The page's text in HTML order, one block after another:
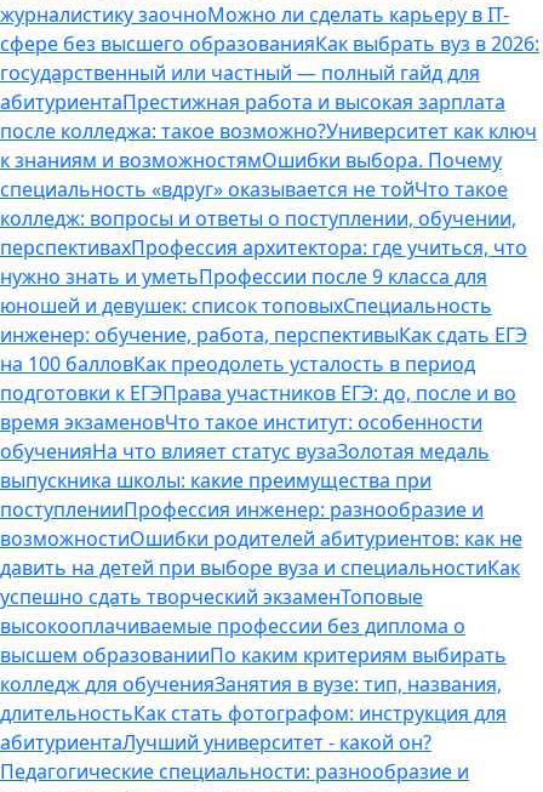
журналистику заочноМожно ли сделать карьеру в IT-
сфере без высшего образованияКак выбрать вуз в 2026:
государственный или частный — полный гайд для
абитуриентаПрестижная работа и высокая зарплата
после колледжа: такое возможно?Университет как ключ
к знаниям и возможностямОшибки выбора. Почему
специальность «вдруг» оказывается не тойЧто такое
колледж: вопросы и ответы о поступлении, обучении,
перспективахПрофессия архитектора: где учиться, что
нужно знать и уметьПрофессии после 9 класса для
юношей и девушек: список топовыхСпециальность
инженер: обучение, работа, перспективыКак сдать ЕГЭ
на 100 балловКак преодолеть усталость в период
подготовки к ЕГЭПрава участников ЕГЭ: до, после и во
время экзаменовЧто такое институт: особенности
обученияНа что влияет статус вузаЗолотая медаль
выпускника школы: какие преимущества при
поступленииПрофессия инженер: разнообразие и
возможностиОшибки родителей абитуриентов: как не
давить на детей при выборе вуза и специальностиКак
успешно сдать творческий экзаменТоповые
высокооплачиваемые профессии без диплома о
высшем образованииПо каким критериям выбирать
колледж для обученияЗанятия в вузе: тип, названия,
длительностьКак стать фотографом: инструкция для
абитуриентаЛучший университет - какой он?
Педагогические специальности: разнообразие и